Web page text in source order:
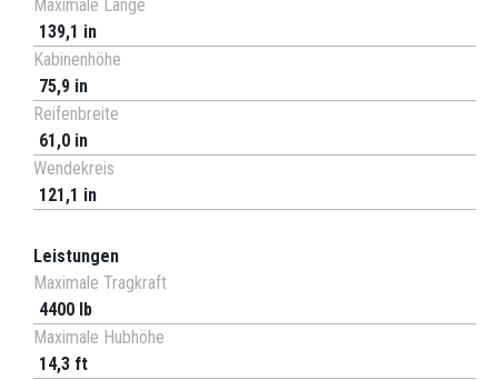
Maximale Länge
139,1 in
Kabinenhöhe
75,9 in
Reifenbreite
61,0 in
Wendekreis
121,1 in
Leistungen
Maximale Tragkraft
4400 lb
Maximale Hubhöhe
14,3 ft